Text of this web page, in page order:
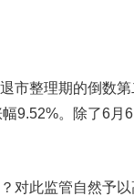
整理期的倒数第
9.52%。除了6
此监管自然予以